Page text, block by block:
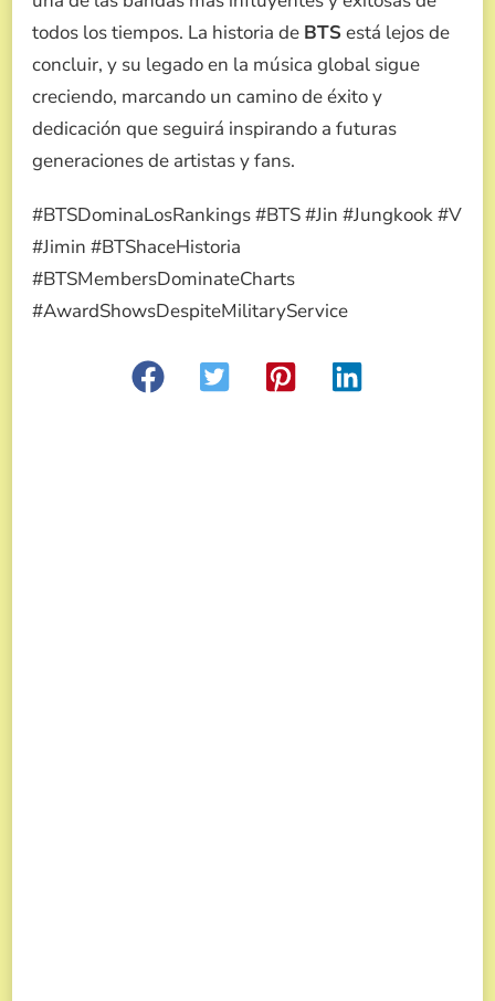
todos los tiempos. La historia de BTSestá lejos de
concluir, y su legado en la música global sigue
creciendo, marcando un camino de éxito y
dedicación que seguirá inspirando a futuras
generaciones de artistas y fans.
#BTSDominaLosRankings #BTS #Jin #Jungkook #V
#Jimin #BTShaceHistoria
#BTSMembersDominateCharts
#AwardShowsDespiteMilitaryService